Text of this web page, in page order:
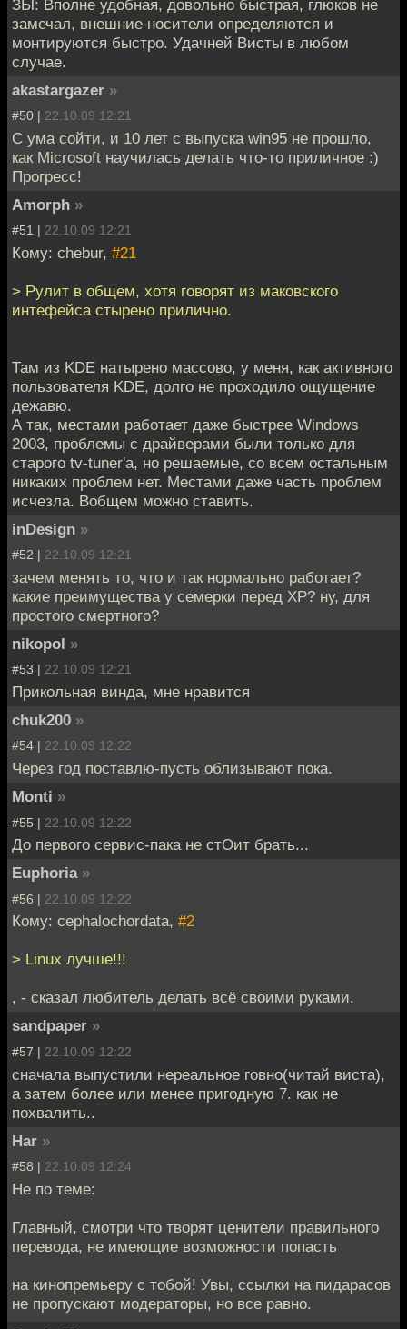
ЗЫ: Вполне удобная, довольно быстрая, глюков не
замечал, внешние носители определяются и
монтируются быстро. Удачней Висты в любом
случае.
akastargazer »
#50 | 22.10.09 12:21
С ума сойти, и 10 лет с выпуска win95 не прошло,
как Microsoft научилась делать что-то приличное :)
Прогресс!
Amorph »
#51 | 22.10.09 12:21
Кому: chebur, #21
> Рулит в общем, хотя говорят из маковского
интефейса стырено прилично.
Там из KDE натырено массово, у меня, как активного
пользователя KDE, долго не проходило ощущение
дежавю.
А так, местами работает даже быстрее Windows
2003, проблемы с драйверами были только для
старого tv-tuner'а, но решаемые, со всем остальным
никаких проблем нет. Местами даже часть проблем
исчезла. Вобщем можно ставить.
inDesign »
#52 | 22.10.09 12:21
зачем менять то, что и так нормально работает?
какие преимущества у семерки перед ХР? ну, для
простого смертного?
nikopol »
#53 | 22.10.09 12:21
Прикольная винда, мне нравится
chuk200 »
#54 | 22.10.09 12:22
Через год поставлю-пусть облизывают пока.
Monti »
#55 | 22.10.09 12:22
До первого сервис-пака не стОит брать...
Euphoria »
#56 | 22.10.09 12:22
Кому: cephalochordata, #2
> Linux лучше!!!
, - сказал любитель делать всё своими руками.
sandpaper »
#57 | 22.10.09 12:22
сначала выпустили нереальное говно(читай виста),
а затем более или менее пригодную 7. как не
похвалить..
Har »
#58 | 22.10.09 12:24
Не по теме:
Главный, смотри что творят ценители правильного
перевода, не имеющие возможности попасть
на кинопремьеру с тобой! Увы, ссылки на пидарасов
не пропускают модераторы, но все равно.